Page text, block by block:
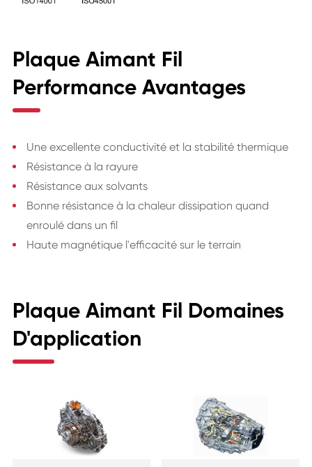
Plaque Aimant Fil
Performance Avantages
Une excellente conductivité et la stabilité thermique
Résistance à la rayure
Résistance aux solvants
Bonne résistance à la chaleur dissipation quand
enroulé dans un fil
Haute magnétique l'efficacité sur le terrain
Plaque Aimant Fil Domaines
D'application